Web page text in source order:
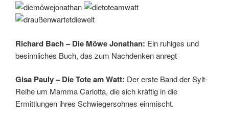
Richard Bach – Die Möwe Jonathan: Ein ruhiges und
besinnliches Buch, das zum Nachdenken anregt
Gisa Pauly – Die Tote am Watt: Der erste Band der Sylt-
Reihe um Mamma Carlotta, die sich kräftig in die
Ermittlungen ihres Schwiegersohnes einmischt.